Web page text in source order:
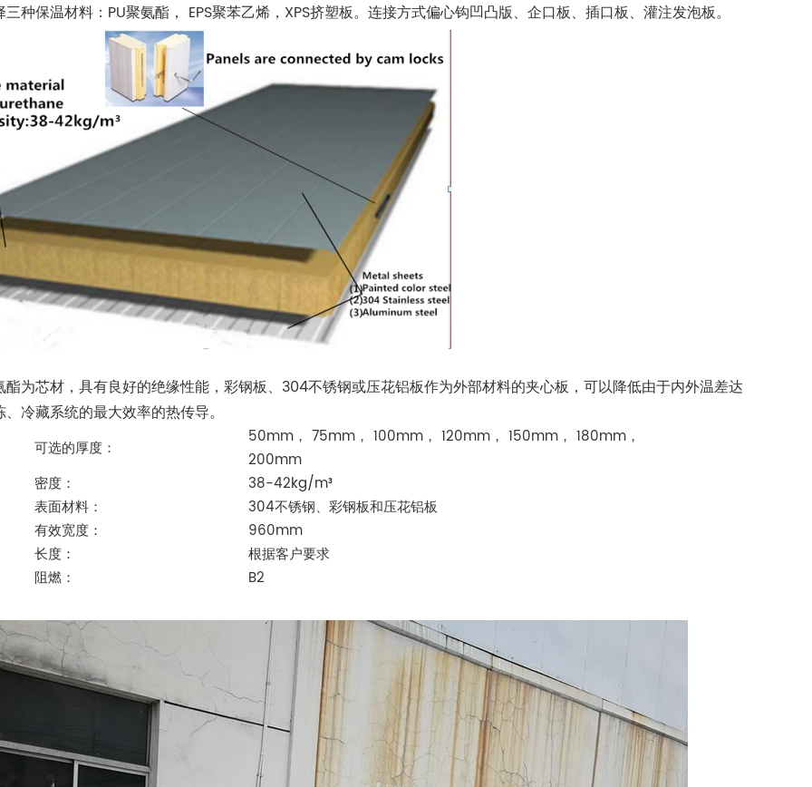
三种保温材料：PU聚氨酯， EPS聚苯乙烯，XPS挤塑板。连接方式偏心钩凹凸版、企口板、插口板、灌注发泡板。
酯为芯材，具有良好的绝缘性能，彩钢板、304不锈钢或压花铝板作为外部材料的夹心板，可以降低由于内外温差达
冷藏系统的最大效率的热传导。
可选的厚度：
50mm， 75mm， 100mm， 120mm， 150mm， 180mm，
200mm
密度：
38-42kg/m³
表面材料：
304不锈钢、彩钢板和压花铝板
有效宽度：
960mm
长度：
根据客户要求
阻燃：
B2